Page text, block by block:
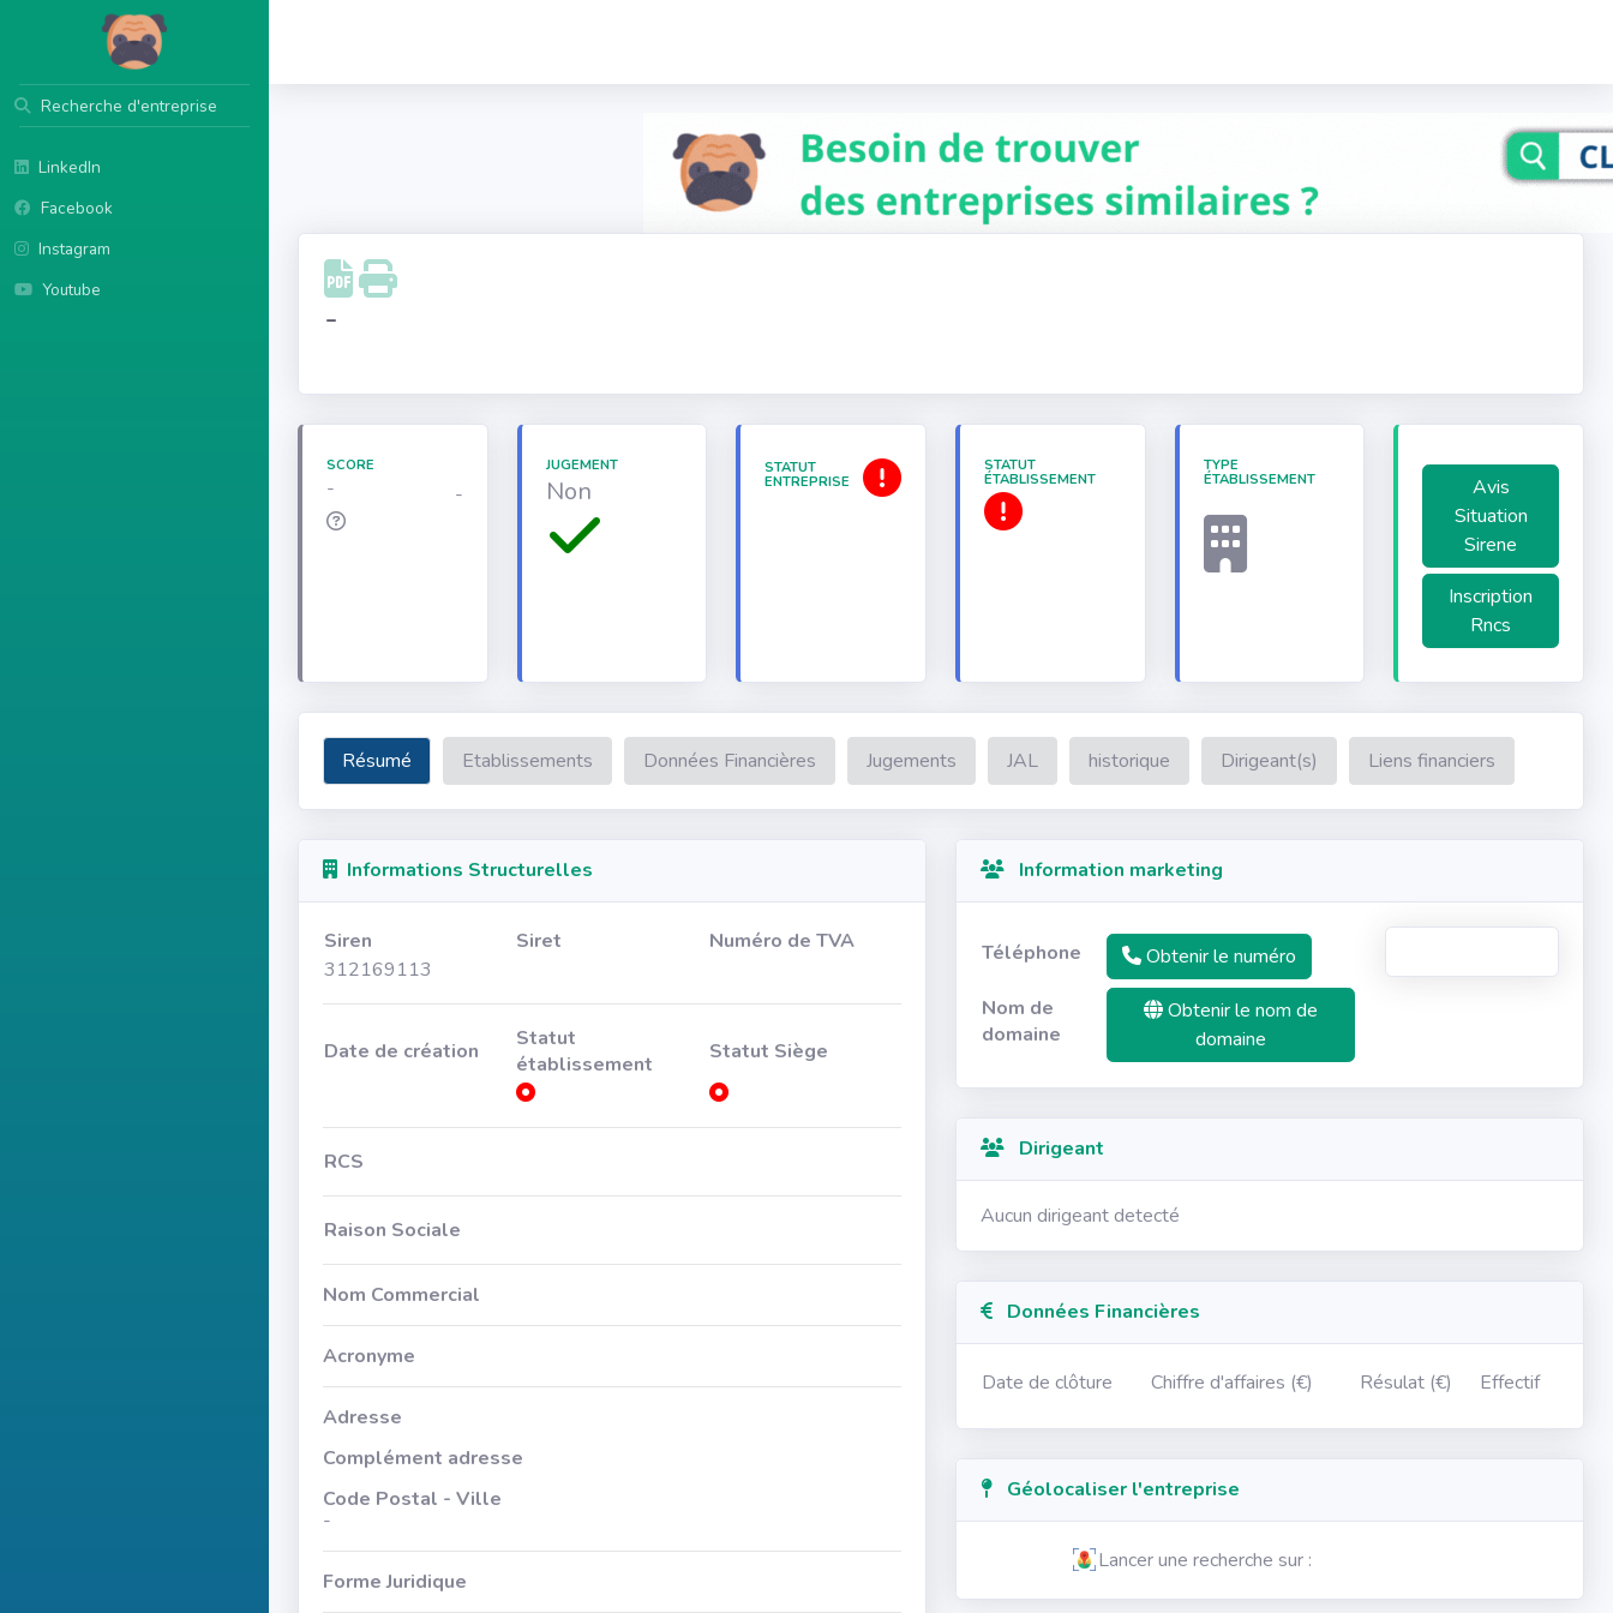
Recherche d'entreprise
LinkedIn
Facebook
Instagram
Youtube
-
SCORE
- -
JUGEMENT
Non
STATUT
ENTREPRISE
STATUT
ÉTABLISSEMENT
TYPE
ÉTABLISSEMENT
Avis
Situation
Sirene
Inscription
Rncs
Résumé Etablissements Données Financières Jugements JAL historique Dirigeant(s) Liens financiers
Informations Structurelles
Siren Siret
Numéro de TVA
312169113
Date de création
Statut
établissement
Statut Siège
RCS
Raison Sociale
Nom Commercial
Acronyme
Adresse
Complément adresse
Code Postal - Ville
-
Forme Juridique
Information marketing
Téléphone
Obtenir le numéro
Nom de
domaine
Obtenir le nom de
domaine
Dirigeant
Aucun dirigeant detecté
Données Financières
Date de clôture Chiffre d'affaires (€) Résulat (€) Effectif
Géolocaliser l'entreprise
Lancer une recherche sur :